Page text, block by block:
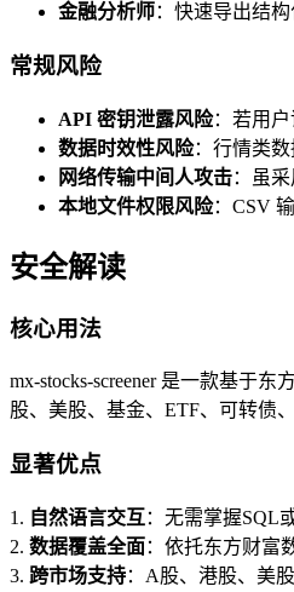
金融分析师：快速导出结
常规风险
API 密钥泄露风险：若用
数据时效性风险：行情类
网络传输中间人攻击：虽
本地文件权限风险：CSV
安全解读
核心用法
mx-stocks-screener 是一款基于
股、美股、基金、ETF、可转债
显著优点
1. 自然语言交互 ：无需掌握SQL
2. 数据覆盖全面：依托东方财富
3. 跨市场支持：A股、港股、美